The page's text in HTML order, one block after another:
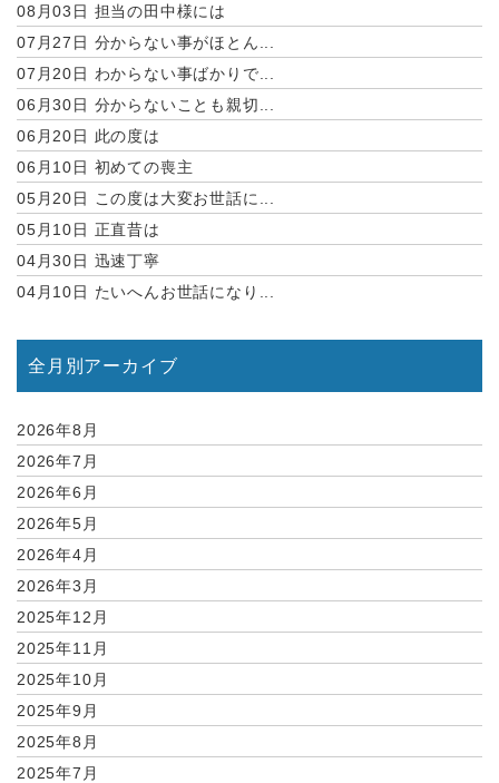
08月03日 担当の田中様には
07月27日 分からない事がほとん...
07月20日 わからない事ばかりで...
06月30日 分からないことも親切...
06月20日 此の度は
06月10日 初めての喪主
05月20日
この度は大変お世話に...
05月10日 正直昔は
04月30日 迅速丁寧
04月10日 たいへんお世話になり...
全月別アーカイブ
2026年8月
2026年7月
2026年6月
2026年5月
2026年4月
2026年3月
2025年12月
2025年11月
2025年10月
2025年9月
2025年8月
2025年7月